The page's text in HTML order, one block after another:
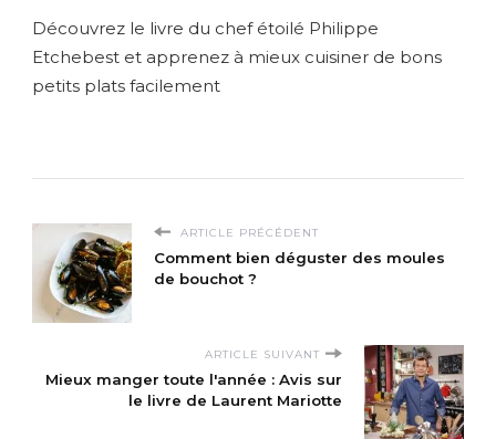
Découvrez le livre du chef étoilé Philippe
Etchebest et apprenez à mieux cuisiner de bons
petits plats facilement
ARTICLE PRÉCÉDENT
Comment bien déguster des moules
de bouchot ?
ARTICLE SUIVANT
Mieux manger toute l'année : Avis sur
le livre de Laurent Mariotte